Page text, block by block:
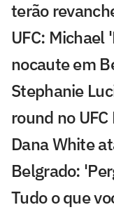
terão
UFC: Michael
nocaute em
Stephanie
round no
Dana White
Belgrado:
Tudo o que